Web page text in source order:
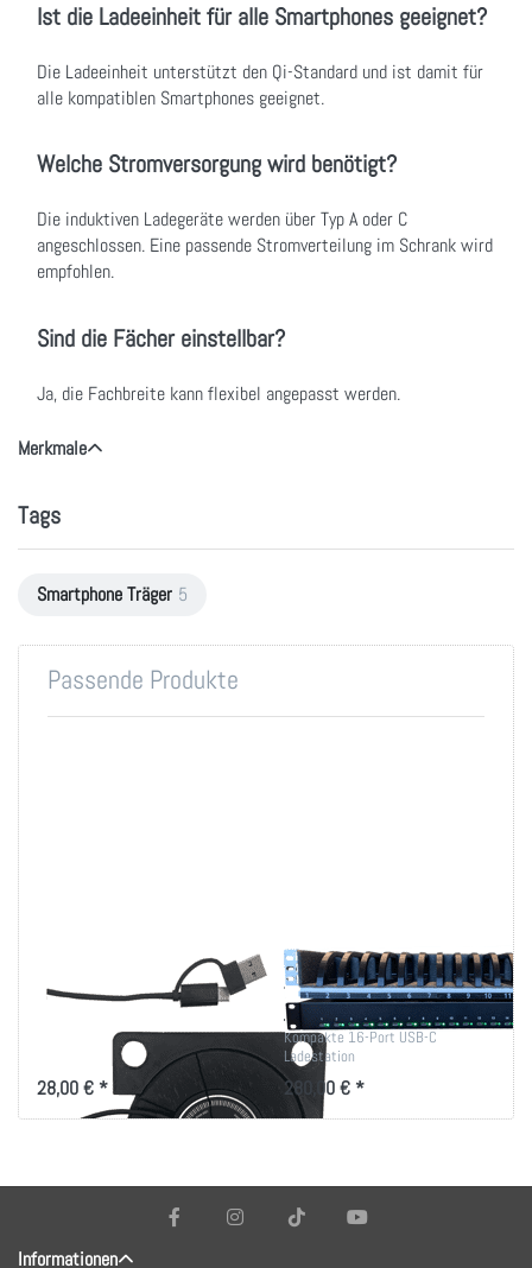
Ist die Ladeeinheit für alle Smartphones geeignet?
Die Ladeeinheit unterstützt den Qi-Standard und ist damit für
alle kompatiblen Smartphones geeignet.
Welche Stromversorgung wird benötigt?
Die induktiven Ladegeräte werden über Typ A oder C
angeschlossen. Eine passende Stromverteilung im Schrank wird
empfohlen.
Sind die Fächer einstellbar?
Ja, die Fachbreite kann flexibel angepasst werden.
Merkmale
Tags
Smartphone Träger 5
Passende Produkte
Smartphone
Träger für Wireless Ladegeräte
28,00 € *
Smartphone
Ladestation
Kompakte 16-Port USB-C
Ladestation
280,00 € *
Informationen